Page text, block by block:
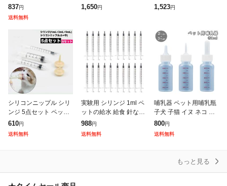
正確な計量、給餌・給
水・投薬に最適、猫・
犬・小動物対応、流動
食・ミルク・薬の注入
837円
送料無料
ml
1,650円
ノーマル乳首 (スペア
1,523円
シリコンニップル シリ
ンジ 5点セット ペット
用品 子犬 子猫 老犬 老
猫 小動物 哺乳用乳首
注射器 フィーダー 経口
610円
送料無料
実験用 シリンジ 1ml ペ
ットの給水 給食 針なし
注射器 子犬 猫 給水器 3
0本セット
988円
送料無料
哺乳器 ペット用哺乳瓶
子犬 子猫 イヌ ネコ 犬
猫 赤ちゃん ケア用品
お世話用品 目盛り付き
ミルクフィーダー ミル
800円
送料無料
もっと見る